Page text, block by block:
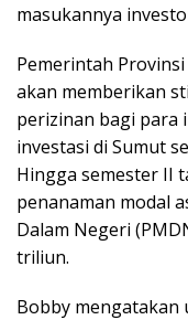
masukannya
Pemerintah
akan memberikan
perizinan bagi para
investasi di Sumut
Hingga semester II
penanaman modal
Dalam Negeri
triliun.
Bobby